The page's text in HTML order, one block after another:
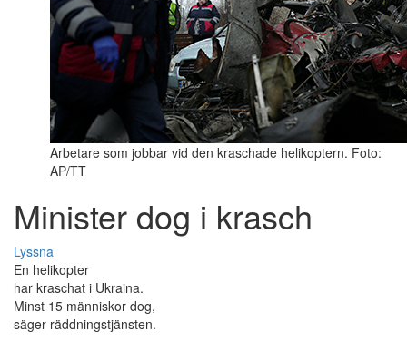
Arbetare som jobbar vid den kraschade helikoptern. Foto:
AP/TT
Minister dog i krasch
Lyssna
En helikopter
har kraschat i Ukraina.
Minst 15 människor dog,
säger räddningstjänsten.